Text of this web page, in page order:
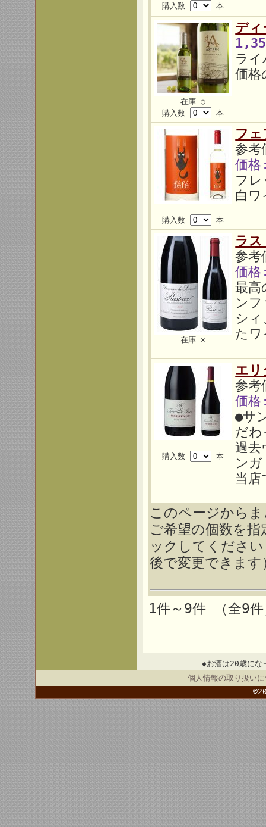
購入数 本
在庫 ○
購入数
本
デ
ラ
価格
購入数 本
フ
参
価
フ
白ワ
在庫 ×
ラ
参
価
最高
ン
シ
たワ
購入数 本
エ
参
価
●サ
だわ
過去
ン
当
このページから
ご希望の個数を
ックしてくださ
後で変更できます
1件～9件 （全9件
◆お酒は20歳にな
個人情報の取り扱い